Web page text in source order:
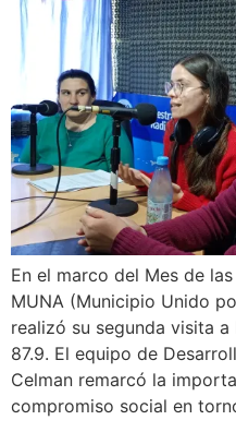
En el marco del Mes de
MUNA (Municipio Unido
realizó su segunda visita
87.9. El equipo de
Celman remarcó la
compromiso social en